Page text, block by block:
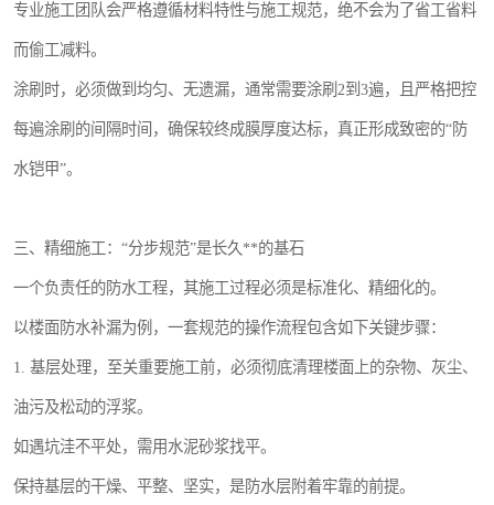
专业施工团队会严格遵循材料特性与施工规范，绝不会为了省工省料
而偷工减料。
涂刷时，必须做到均匀、无遗漏，通常需要涂刷2到3遍，且严格把控
每遍涂刷的间隔时间，确保较终成膜厚度达标，真正形成致密的“防
水铠甲”。
三、精细施工：“分步规范”是长久**的基石
一个负责任的防水工程，其施工过程必须是标准化、精细化的。
以楼面防水补漏为例，一套规范的操作流程包含如下关键步骤：
1. 基层处理，至关重要施工前，必须彻底清理楼面上的杂物、灰尘、
油污及松动的浮浆。
如遇坑洼不平处，需用水泥砂浆找平。
保持基层的干燥、平整、坚实，是防水层附着牢靠的前提。